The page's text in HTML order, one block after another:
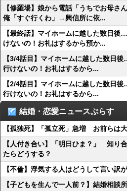
【修羅場】娘から電話「うちでお母さ
俺「すぐ行くわ」→興信所に依...
【最終話】マイホームに越した数日
けないの！お礼はするから預か...
【3/4話目】マイホームに越した数日
行けないの！お礼はするから...
【2/4話目】マイホームに越した数日
行けないの！お礼はするから...
結婚・恋愛ニュースぷらす
【孤独死】「孤立死」急増 お前らは
【人付き合い】「明日ひま？」 知り
たらどうする？
【不倫】浮気する人はどうして言い訳
【子どもを生んで一人前？】結婚相談